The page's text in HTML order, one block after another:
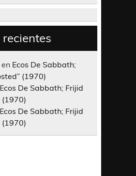
en Ecos De Sabbath;
(1970)
Ecos De Sabbath; Frijid
(1970)
Ecos De Sabbath; Frijid
(1970)